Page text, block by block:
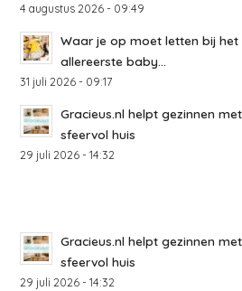
4 augustus 2026 - 09:49
Waar je op moet letten bij het
allereerste baby...
31 juli 2026 - 09:17
Gracieus.nl helpt gezinnen
sfeervol huis
29 juli 2026 - 14:32
Gracieus.nl helpt gezinnen
sfeervol huis
29 juli 2026 - 14:32